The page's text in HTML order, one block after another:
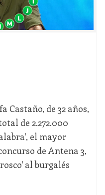
Castaño, de 32 años,
de 2.272.000
el mayor
de Antena 3,
al burgalés